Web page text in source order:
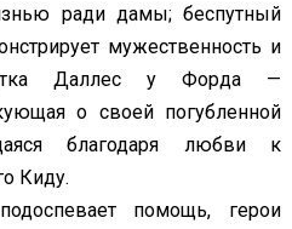
ради дамы; беспутный
мужественность и
Даллес у Форда —
о своей погубленной
благодаря любви к
Киду.
помощь, герои